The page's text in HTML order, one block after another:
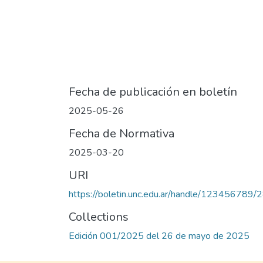
Fecha de publicación en boletín
2025-05-26
Fecha de Normativa
2025-03-20
URI
https://boletin.unc.edu.ar/handle/123456789/
Collections
Edición 001/2025 del 26 de mayo de 2025